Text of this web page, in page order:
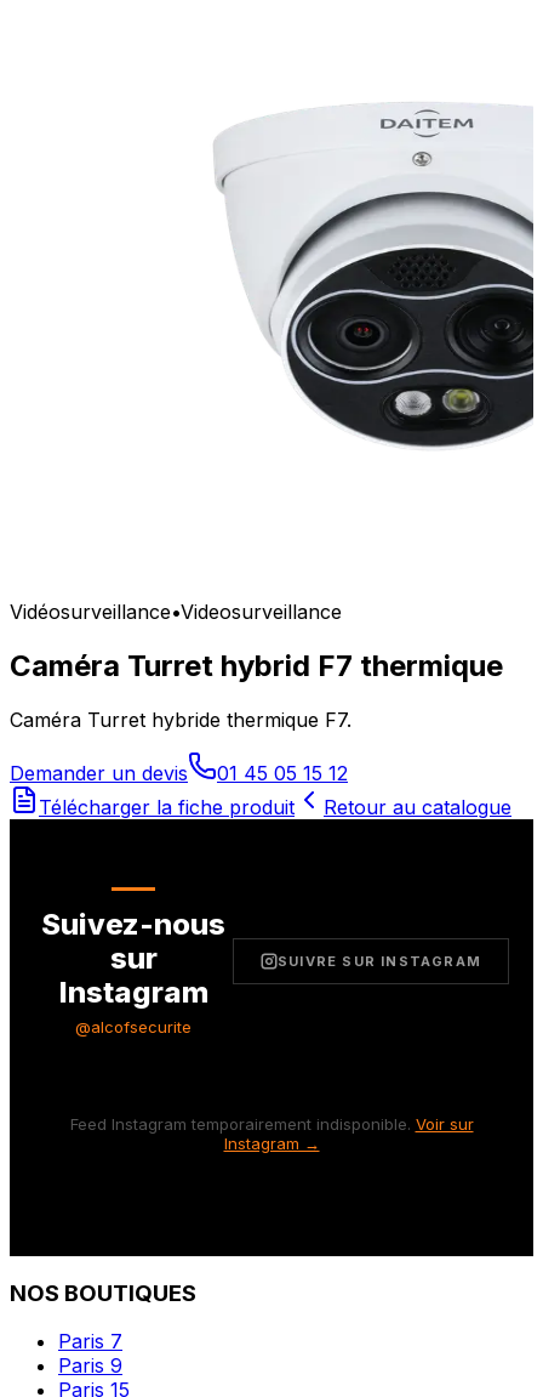
Vidéosurveillance•Videosurveillance
Caméra Turret hybrid F7 thermique
Caméra Turret hybride thermique F7.
Demander un devis
01 45 05 15 12
Télécharger la fiche produit
Retour au catalogue
Suivez-nous
sur
Instagram
@alcofsecurite
SUIVRE SUR INSTAGRAM
Feed Instagram temporairement indisponible. Voir sur
Instagram →
NOS BOUTIQUES
Paris 7
Paris 9
Paris 15